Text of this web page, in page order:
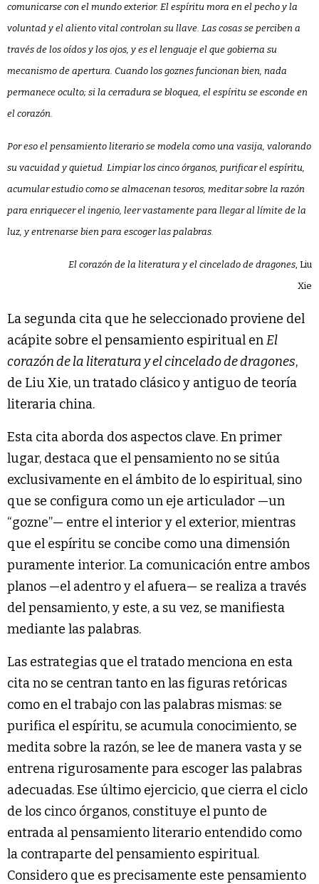
comunicarse con el mundo exterior. El espíritu mora en el pecho y la
voluntad y el aliento vital controlan su llave. Las cosas se perciben a
través de los oídos y los ojos, y es el lenguaje el que gobierna su
mecanismo de apertura. Cuando los goznes funcionan bien, nada
permanece oculto; si la cerradura se bloquea, el espíritu se esconde en
el corazón.
Por eso el pensamiento literario se modela como una vasija, valorando
su vacuidad y quietud. Limpiar los cinco órganos, purificar el espíritu,
acumular estudio como se almacenan tesoros, meditar sobre la razón
para enriquecer el ingenio, leer vastamente para llegar al límite de la
luz, y entrenarse bien para escoger las palabras.
El corazón de la literatura y el cincelado de dragones , Liu
Xie
La segunda cita que he seleccionado proviene del
acápite sobre el pensamiento espiritual enEl
corazón de la literatura y el cincelado de dragones,
de Liu Xie, un tratado clásico y antiguo de teoría
literaria china.
Esta cita aborda dos aspectos clave. En primer
lugar, destaca que el pensamiento no se sitúa
exclusivamente en el ámbito de lo espiritual, sino
que se configura como un eje articulador —un
“gozne”— entre el interior y el exterior, mientras
que el espíritu se concibe como una dimensión
puramente interior. La comunicación entre ambos
planos —el adentro y el afuera— se realiza a través
del pensamiento, y este, a su vez, se manifiesta
mediante las palabras.
Las estrategias que el tratado menciona en esta
cita no se centran tanto en las figuras retóricas
como en el trabajo con las palabras mismas: se
purifica el espíritu, se acumula conocimiento, se
medita sobre la razón, se lee de manera vasta y se
entrena rigurosamente para escoger las palabras
adecuadas. Ese último ejercicio, que cierra el ciclo
de los cinco órganos, constituye el punto de
entrada al pensamiento literario entendido como
la contraparte del pensamiento espiritual.
Considero que es precisamente este pensamiento